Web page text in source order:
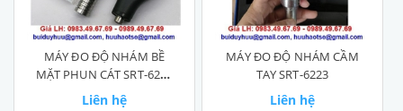
MÁY ĐO ĐỘ NHÁM BỀ
MẶT PHUN CÁT SRT-6223
PLUS
Liên hệ
MÁY ĐO ĐỘ NHÁM CẦM
TAY SRT-6223
Liên hệ